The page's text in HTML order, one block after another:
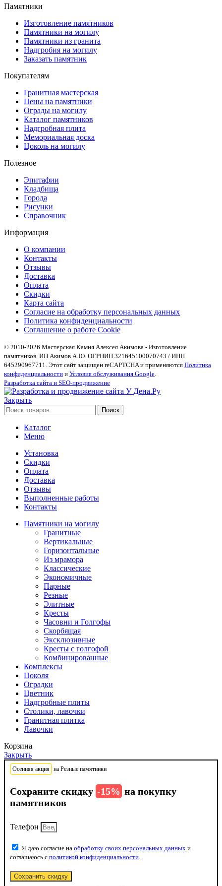
Памятники
Изготовление памятников
Памятники на могилу
Памятники из гранита
Надгробия на могилу
Заказать памятник
Покупателям
Гранитная мастерская
Цены на памятники
Ограды на могилу
Каталог памятников
Надгробная плита
Мемориальная доска
Цоколь на могилу
Полезное
Эпитафии
Кладбища
Города
Рисунки
Справочник
Информация
О компании
Контакты
Отзывы
Доставка
Оплата
Скидки
Карта сайта
Согласие на обработку персональных данных
Политика конфиденциальности
Соглашение о работе Cookie
© 2010-2026 Мастерская Камня Алексея Акимова - Изготовление
памятников. ИП Акимов А.Ю. ОГРНИП 321645100070743 / ИНН
645290967711. Этот сайт защищен reCAPTCHA и применяются Политика
конфиденциальности и Условия обслуживания Google
Разработка сайта и SEO-продвижение
Закрыть
Поиск
Каталог
Меню
Установка
Скидки
Оплата
Доставка
Отзывы
Выполненные работы
Контакты
Памятники на могилу
Гранитные
Вертикальные
Горизонтальные
Из мрамора
Классические
Экономичные
Парные
Резные
Элитные
Кресты
Часовни и Голгофы
Скорбящая
Эксклюзивные
Кресты с голгофой
Комбинированные
Комплексы
Цоколя
Оградки
Цветник
Надгробные плиты
Столики, лавочки
Гранитная плитка
Лавочки
Корзина
Закрыть
Осенняя акция на Резные памятники
Сохраните скидку -15% на покупку
памятников
Телефон
Я даю согласие на обработку своих персональных данных и
соглашаюсь с политикой конфиденциальности.
Сохранить скидку